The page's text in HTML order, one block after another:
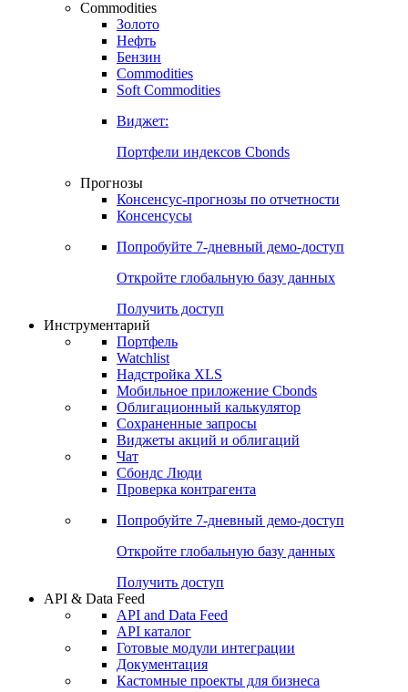
Commodities
Золото
Нефть
Бензин
Commodities
Soft Commodities
Виджет:
Портфели индексов Cbonds
Прогнозы
Консенсус-прогнозы по отчетности
Консенсусы
Попробуйте 7-дневный демо-доступ
Откройте глобальную базу данных
Получить доступ
Инструментарий
Портфель
Watchlist
Надстройка XLS
Мобильное приложение Cbonds
Облигационный калькулятор
Сохраненные запросы
Виджеты акций и облигаций
Чат
Сбондс Люди
Проверка контрагента
Попробуйте 7-дневный демо-доступ
Откройте глобальную базу данных
Получить доступ
API & Data Feed
API and Data Feed
API каталог
Готовые модули интеграции
Документация
Кастомные проекты для бизнеса